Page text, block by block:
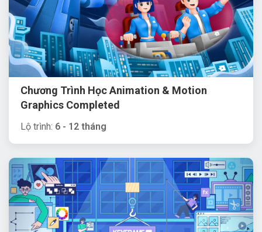
Chương Trình Học Animation & Motion
Graphics Completed
Lộ trình: 6 - 12 tháng